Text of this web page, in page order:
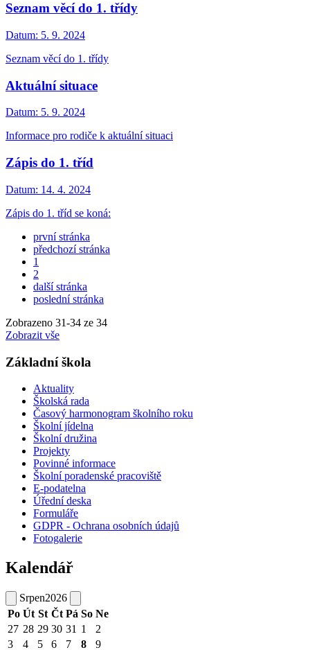
Seznam věcí do 1. třídy
Datum: 5. 9. 2024
Seznam věcí do 1. třídy
Aktuální situace
Datum: 5. 9. 2024
Informace pro rodiče k aktuální situaci
Zápis do 1. tříd
Datum: 14. 4. 2024
Zápis do 1. tříd se koná:
první stránka
předchozí stránka
1
2
další stránka
poslední stránka
Zobrazeno 31-34 ze 34
Zobrazit vše
Základní škola
Aktuality
Školská rada
Časový harmonogram školního roku
Školní jídelna
Školní družina
Projekty
Povinné informace
Školní poradenské pracoviště
E-podatelna
Úřední deska
Formuláře
GDPR - Ochrana osobních údajů
Fotogalerie
Kalendář
Srpen2026
Po Út St Čt Pá So Ne
27 28 29 30 31 1
2
3
4 5 6 7 8 9